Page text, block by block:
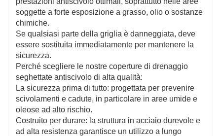
soggette a forte esposizione a grasso, olio o sostanze
chimiche.
Se qualsiasi parte della griglia è danneggiata, deve
essere sostituita immediatamente per mantenere la
sicurezza.
Perché scegliere le nostre coperture di drenaggio
seghettate antiscivolo di alta qualità:
La sicurezza prima di tutto: progettata per prevenire
scivolamenti e cadute, in particolare in aree umide e
oleose ad alto rischio.
Costruito per durare: la struttura in acciaio durevole e
ad alta resistenza garantisce un utilizzo a lungo